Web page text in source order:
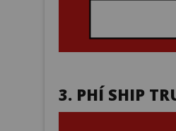
3. PHÍ SHIP